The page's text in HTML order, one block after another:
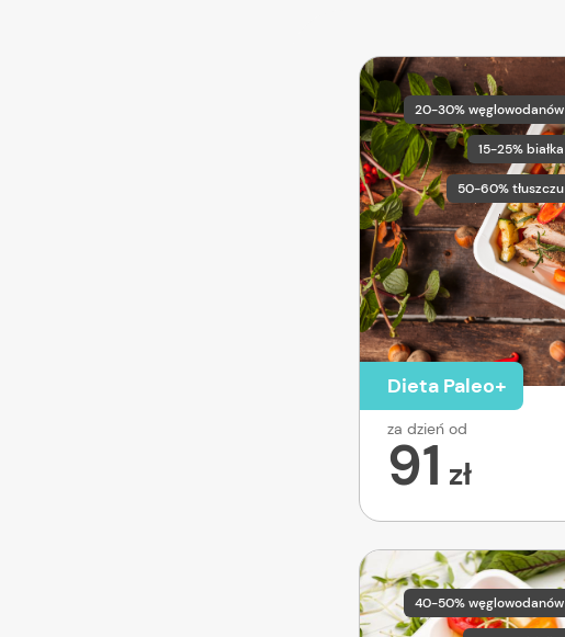
20-30% węglowodanów
15-25% białka
50-60% tłuszczu
Dieta Paleo+
za dzień od
91 zł
40-50% węglowodanów